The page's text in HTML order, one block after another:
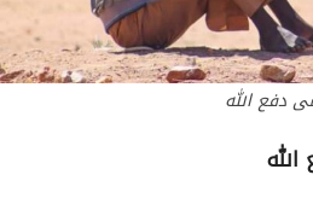
دفع الله